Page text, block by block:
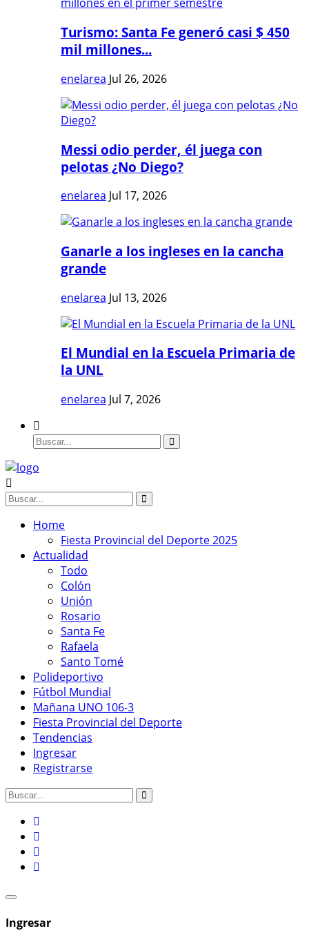
Turismo: Santa Fe generó casi $ 450
mil millones...
enelarea Jul 26, 2026
Messi odio perder, él juega con
pelotas ¿No Diego?
enelarea Jul 17, 2026
Ganarle a los ingleses en la cancha
grande
enelarea Jul 13, 2026
El Mundial en la Escuela Primaria de
la UNL
enelarea Jul 7, 2026
Home
Fiesta Provincial del Deporte 2025
Actualidad
Todo
Colón
Unión
Rosario
Santa Fe
Rafaela
Santo Tomé
Polideportivo
Fútbol Mundial
Mañana UNO 106-3
Fiesta Provincial del Deporte
Tendencias
Ingresar
Registrarse
Ingresar